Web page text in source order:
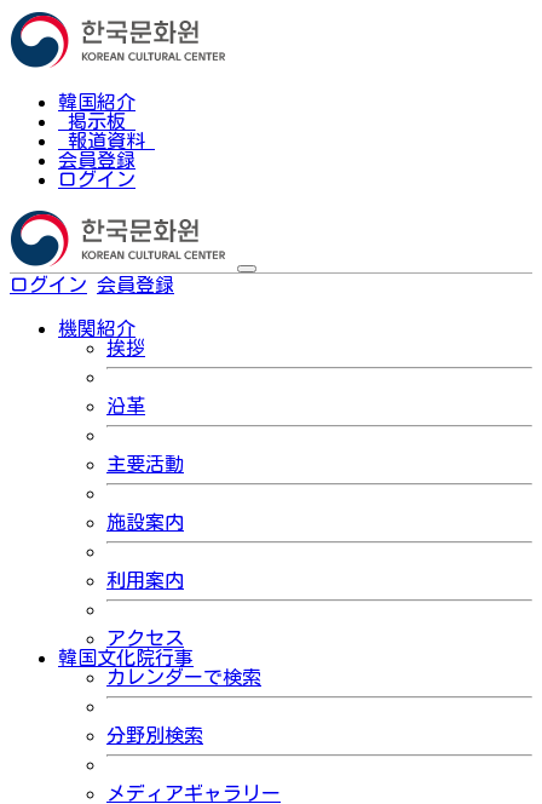
韓国紹介
掲示板
報道資料
会員登録
ログイン
ログイン 会員登録
機関紹介
挨拶
沿革
主要活動
施設案内
利用案内
アクセス
韓国文化院行事
カレンダーで検索
分野別検索
メディアギャラリー